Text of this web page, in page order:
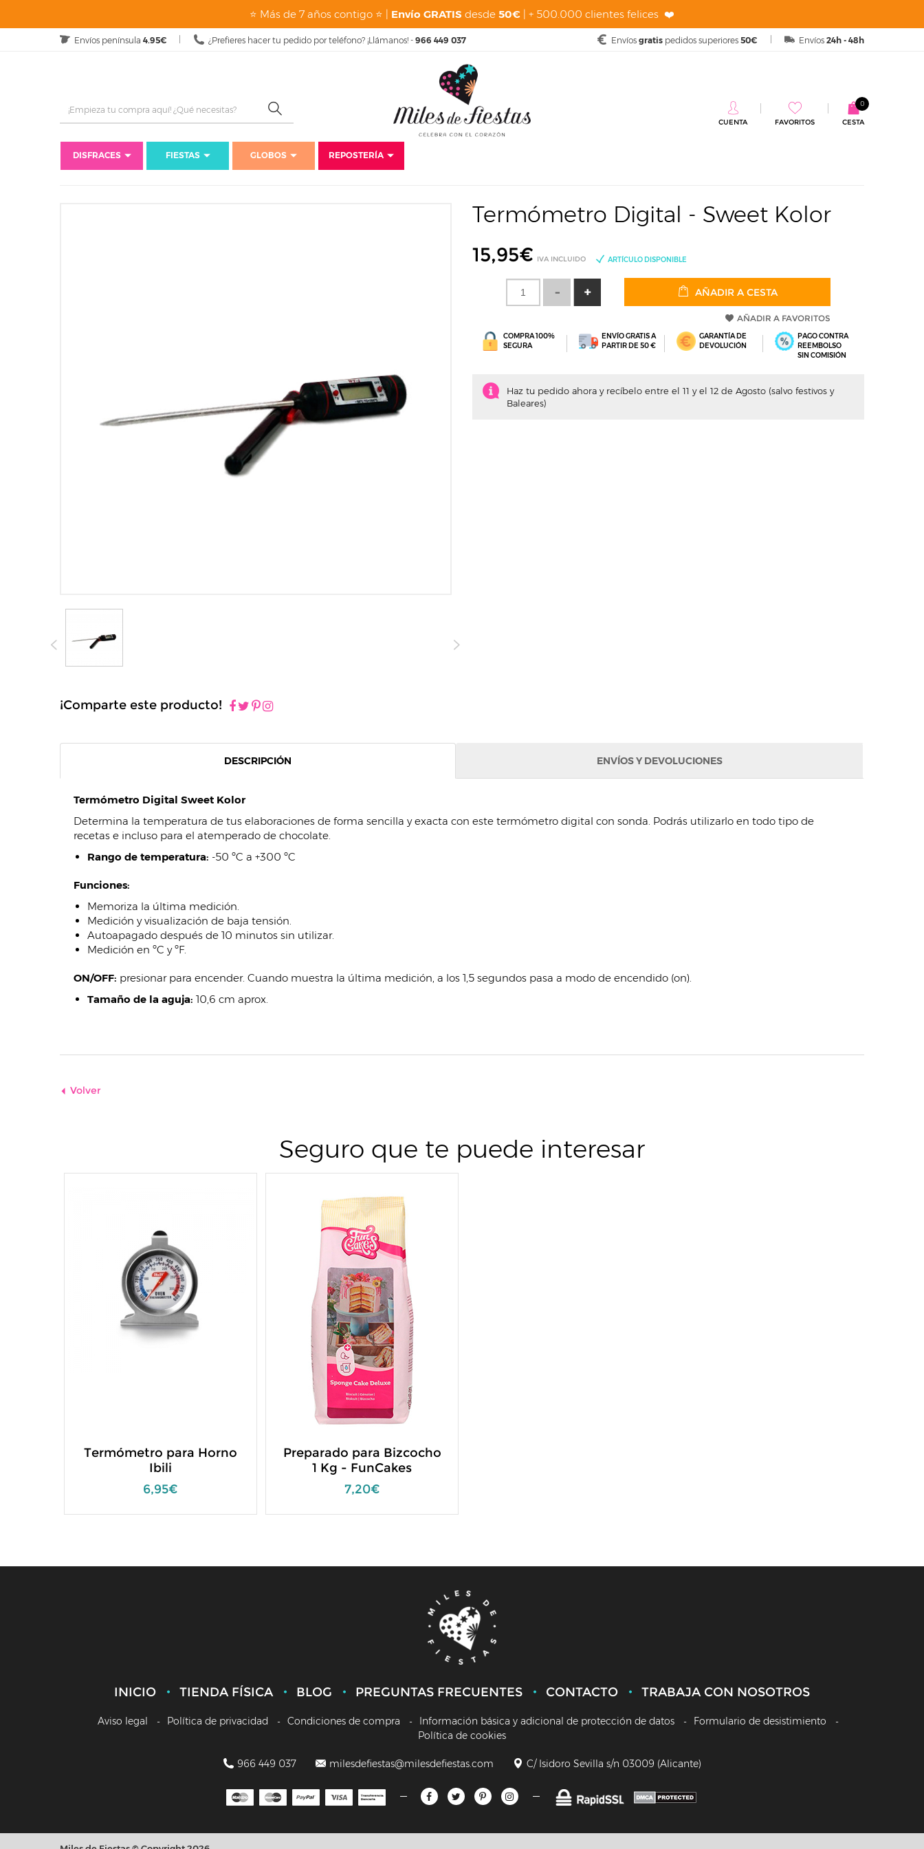
⭐ Más de 7 años contigo ⭐ | Envío GRATIS desde 50€ | + 500.000 clientes felices ❤️
Envíos península 4.95€ ¿Prefieres hacer tu pedido por teléfono? ¡Llámanos! - 966 449 037 Envíos 24h - 48h
Envíos gratis pedidos superiores 50€
CESTA
0
CUENTA FAVORITOS
DISFRACES FIESTAS GLOBOS
REPOSTERÍA
Inicio
Repostería Utensilios Utensilios para Chocolate
¡Comparte este producto!
Termómetro Digital - Sweet Kolor
15,95€ IVA INCLUIDO ARTÍCULO DISPONIBLE
AÑADIR A CESTA
AÑADIR A FAVORITOS
COMPRA 100%
SEGURA
ENVÍO GRATIS A
PARTIR DE 50 €
GARANTÍA DE
DEVOLUCIÓN
PAGO CONTRA
REEMBOLSO
SIN COMISIÓN
Haz tu pedido ahora y recíbelo entre el 11 y el 12 de Agosto (salvo festivos y
Baleares)
DESCRIPCIÓN ENVÍOS Y DEVOLUCIONES
Termómetro Digital Sweet Kolor
Determina la temperatura de tus elaboraciones de forma sencilla y exacta con este termómetro digital con sonda. Podrás utilizarlo en todo tipo de
recetas e incluso para el atemperado de chocolate.
Rango de temperatura: -50 ºC a +300 ºC
Funciones:
Memoriza la última medición.
Medición y visualización de baja tensión.
Autoapagado después de 10 minutos sin utilizar.
Medición en ºC y ºF.
ON/OFF: presionar para encender. Cuando muestra la última medición, a los 1,5 segundos pasa a modo de encendido (on).
Tamaño de la aguja: 10,6 cm aprox.
Volver
Seguro que te puede interesar
Termómetro para Horno
Ibili
6,95€
Preparado para Bizcocho
1 Kg - FunCakes
7,20€
INICIO TIENDA FÍSICA BLOG PREGUNTAS FRECUENTES CONTACTO TRABAJA CON NOSOTROS
Aviso legal Política de privacidad Condiciones de compra Información básica y adicional de protección de datos
Formulario de desistimiento
Política de cookies
966 449 037 milesdefiestas@milesdefiestas.com C/ Isidoro Sevilla s/n 03009 (Alicante)